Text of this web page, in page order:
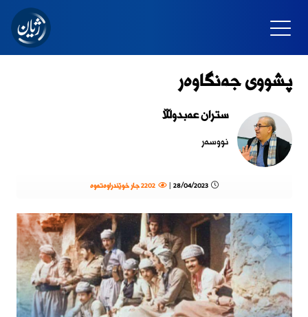
پشووی جەنگاوەر
ستران عەبدوڵڵا
نووسەر
28/04/2023 | 2202 جار خوێندراوەتەوە